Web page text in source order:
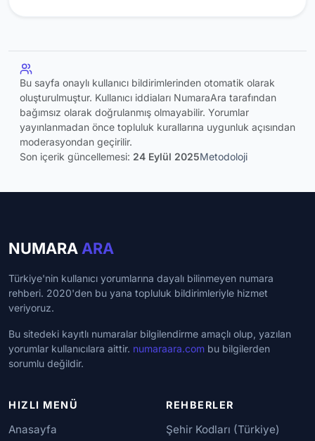
Bu sayfa onaylı kullanıcı bildirimlerinden otomatik olarak
oluşturulmuştur. Kullanıcı iddiaları NumaraAra tarafından
bağımsız olarak doğrulanmış olmayabilir. Yorumlar
yayınlanmadan önce topluluk kurallarına uygunluk açısından
moderasyondan geçirilir.
Son içerik güncellemesi: 24 Eylül 2025Metodoloji
NUMARA ARA
Türkiye'nin kullanıcı yorumlarına dayalı bilinmeyen numara
rehberi. 2020'den bu yana topluluk bildirimleriyle hizmet
veriyoruz.
Bu sitedeki kayıtlı numaralar bilgilendirme amaçlı olup, yazılan
yorumlar kullanıcılara aittir. numaraara.com bu bilgilerden
sorumlu değildir.
HIZLI MENÜ
Anasayfa
REHBERLER
Şehir Kodları (Türkiye)